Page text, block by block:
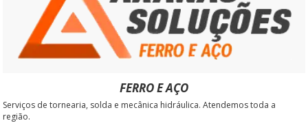
FERRO E AÇO
Serviços de tornearia, solda e mecânica hidráulica. Atendemos toda a
região.